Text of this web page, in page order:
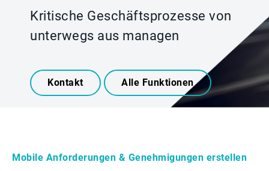
Kritische Geschäftsprozesse von
unterwegs aus managen
Kontakt Alle Funktionen
Mobile Anforderungen & Genehmigungen erstellen